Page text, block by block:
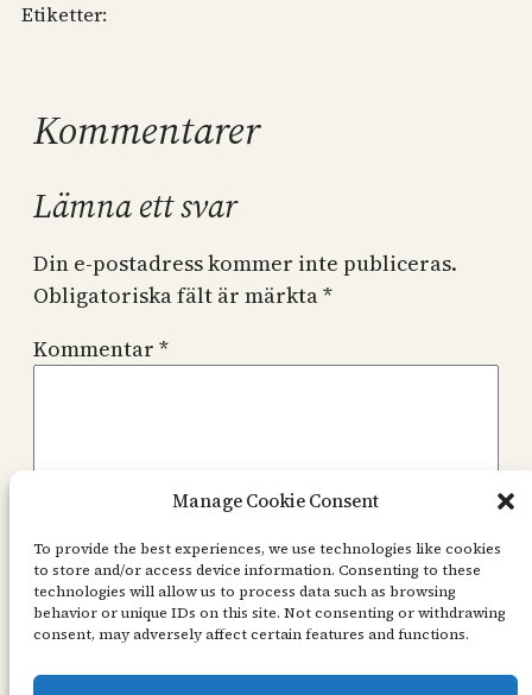
Manage Cookie Consent
To provide the best experiences, we use technologies like cookies
to store and/or access device information. Consenting to these
technologies will allow us to process data such as browsing
behavior or unique IDs on this site. Not consenting or withdrawing
consent, may adversely affect certain features and functions.
Etiketter:
Kommentarer
Lämna ett svar
Din e-postadress kommer inte publiceras.
Obligatoriska fält är märkta*
Kommentar *
Namn*
E-postadress*